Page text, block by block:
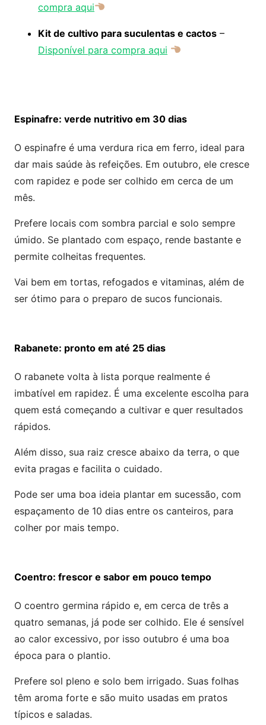
compra aqui
Kit de cultivo para suculentas e cactos –
Disponível para compra aqui
Espinafre: verde nutritivo em 30 dias
O espinafre é uma verdura rica em ferro, ideal para
dar mais saúde às refeições. Em outubro, ele cresce
com rapidez e pode ser colhido em cerca de um
mês.
Prefere locais com sombra parcial e solo sempre
úmido. Se plantado com espaço, rende bastante e
permite colheitas frequentes.
Vai bem em tortas, refogados e vitaminas, além de
ser ótimo para o preparo de sucos funcionais.
Rabanete: pronto em até 25 dias
O rabanete volta à lista porque realmente é
imbatível em rapidez. É uma excelente escolha para
quem está começando a cultivar e quer resultados
rápidos.
Além disso, sua raiz cresce abaixo da terra, o que
evita pragas e facilita o cuidado.
Pode ser uma boa ideia plantar em sucessão, com
espaçamento de 10 dias entre os canteiros, para
colher por mais tempo.
Coentro: frescor e sabor em pouco tempo
O coentro germina rápido e, em cerca de três a
quatro semanas, já pode ser colhido. Ele é sensível
ao calor excessivo, por isso outubro é uma boa
época para o plantio.
Prefere sol pleno e solo bem irrigado. Suas folhas
têm aroma forte e são muito usadas em pratos
típicos e saladas.